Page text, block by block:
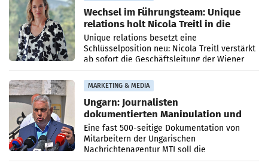
Wechsel im Führungsteam: Unique
relations holt Nicola Treitl in die
Geschäftsleitung
Unique relations besetzt eine
Schlüsselposition neu: Nicola Treitl verstärkt
ab sofort die Geschäftsleitung der Wiener
PR-Agentur an der Seite von Josef Kalina und
Anna Kalina-Mahr.
MARKETING & MEDIA
Ungarn: Journalisten
dokumentierten Manipulation und
Zensur
Eine fast 500-seitige Dokumentation von
Mitarbeitern der Ungarischen
Nachrichtenagentur MTI soll die
systematische Nachrichten-Manipulation und